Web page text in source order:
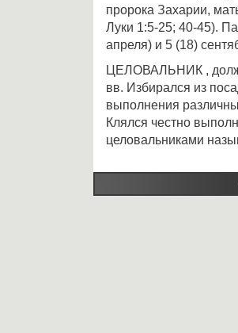
пророка Захарии,
Луки 1:5-25; 40-45).
апреля) и 5 (18)
ЦЕЛОВАЛЬНИК ,
вв. Избирался из
выполнения
Клялся честно
целовальниками